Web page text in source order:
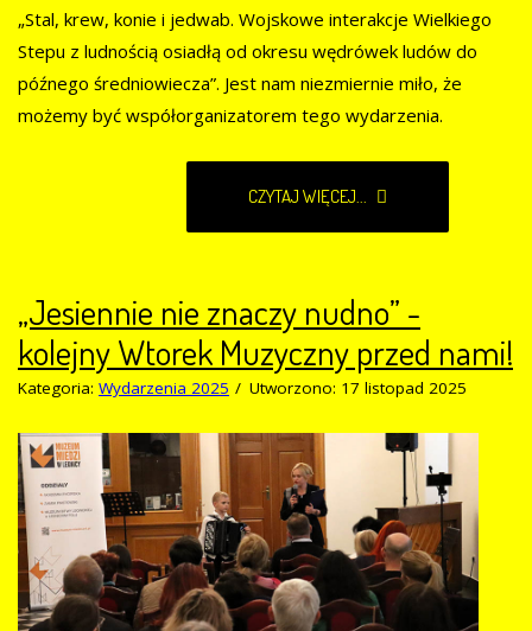
„Stal, krew, konie i jedwab. Wojskowe interakcje Wielkiego
Stepu z ludnością osiadłą od okresu wędrówek ludów do
późnego średniowiecza”. Jest nam niezmiernie miło, że
możemy być współorganizatorem tego wydarzenia.
CZYTAJ WIĘCEJ...
„Jesiennie nie znaczy nudno” -
kolejny Wtorek Muzyczny przed nami!
Kategoria: Wydarzenia 2025 Utworzono: 17 listopad 2025